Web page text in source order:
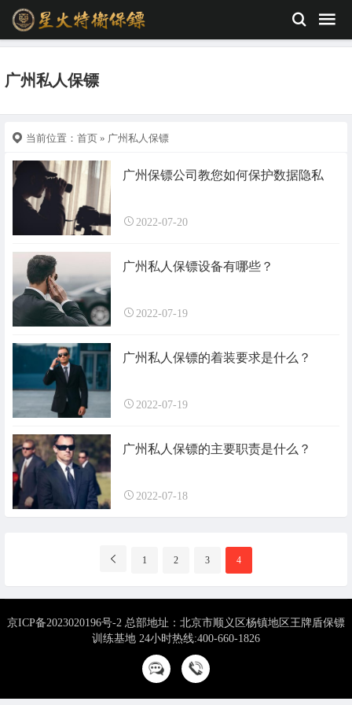
广州私人保镖
当前位置： 首页 » 广州私人保镖
广州保镖公司教您如何保护数据隐私
2022-07-20
广州私人保镖设备有哪些？
2022-07-19
广州私人保镖的着装要求是什么？
2022-07-19
广州私人保镖的主要职责是什么？
2022-07-18
导
1 2 3 4
京ICP备2023020196号-2 总部地址：北京市顺义区杨镇地区王牌盾保镖
训练基地 24小时热线:400-660-1826